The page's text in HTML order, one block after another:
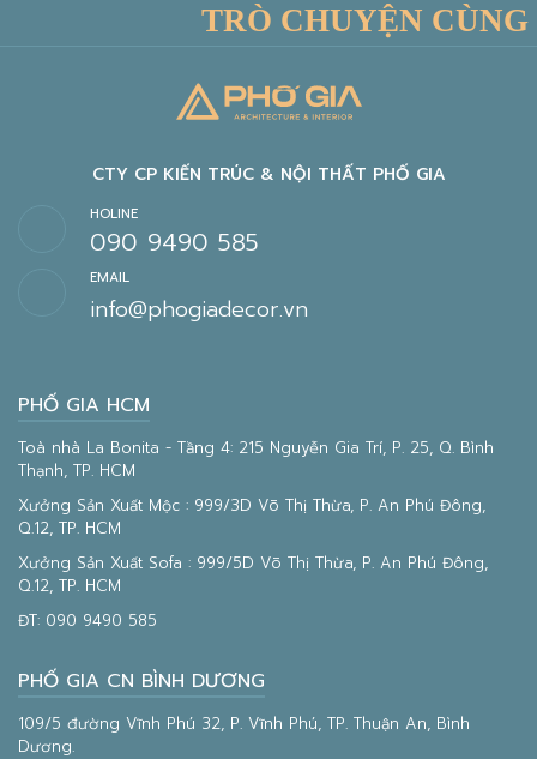
TRÒ CHUYỆN CÙNG
HOLINE
090 9490 585
CTY CP KIẾN TRÚC & NỘI THẤT PHỐ GIA
EMAIL
info@phogiadecor.vn
PHỐ GIA HCM
Toà nhà La Bonita - Tầng 4: 215 Nguyễn Gia Trí, P. 25, Q. Bình
Thạnh, TP. HCM
Xưởng Sản Xuất Mộc : 999/3D Võ Thị Thừa, P. An Phú Đông,
Q.12, TP. HCM
Xưởng Sản Xuất Sofa : 999/5D Võ Thị Thừa, P. An Phú Đông,
Q.12, TP. HCM
ĐT: 090 9490 585
PHỐ GIA CN BÌNH DƯƠNG
109/5 đường Vĩnh Phú 32, P. Vĩnh Phú, TP. Thuận An, Bình
Dương.